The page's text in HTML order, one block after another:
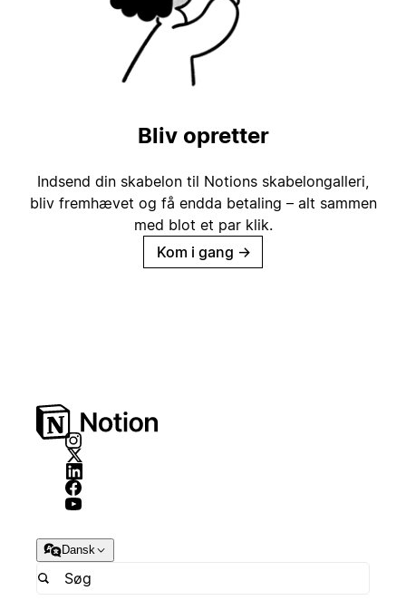
Bliv opretter
Indsend din skabelon til Notions skabelongalleri,
bliv fremhævet og få endda betaling – alt sammen
med blot et par klik.
Kom i gang →
Dansk